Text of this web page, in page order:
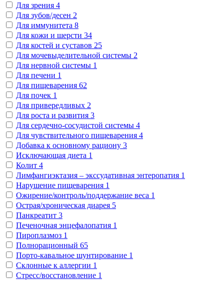
Для зрения 4
Для зубов/десен 2
Для иммунитета 8
Для кожи и шерсти 34
Для костей и суставов 25
Для мочевыделительной системы 2
Для нервной системы 1
Для печени 1
Для пищеварения 62
Для почек 1
Для привередливых 2
Для роста и развития 3
Для сердечно-сосудистой системы 4
Для чувствительного пищеварения 4
Добавка к основному рациону 3
Исключающая диета 1
Колит 4
Лимфангиэктазия – экссудативная энтеропатия 1
Нарушение пищеварения 1
Ожирение/контроль/поддержание веса 1
Острая/хроническая диарея 5
Панкреатит 3
Печеночная энцефалопатия 1
Пироплазмоз 1
Полнорационный 65
Порто-кавальное шунтирование 1
Склонные к аллергии 1
Стресс/восстановление 1